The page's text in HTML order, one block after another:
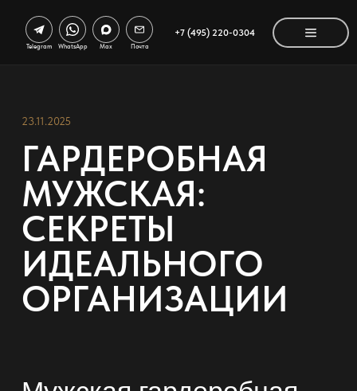
+7 (495) 220-0304
Telegram WhatsApp Max Почта
23.11.2025
ГАРДЕРОБНАЯ
МУЖСКАЯ:
СЕКРЕТЫ
ИДЕАЛЬНОГО
ОРГАНИЗАЦИИ